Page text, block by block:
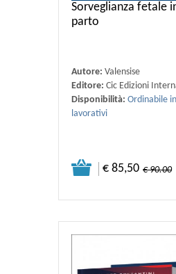
Sorveglianza fetale
parto
Autore: Valensise
Editore: Cic Edizioni
Disponibilità: Ordinabile
lavorativi
€ 85,50 € 90.00